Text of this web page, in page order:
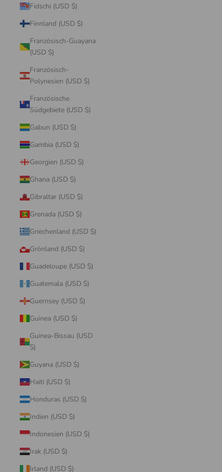
Fidschi (USD $)
Finnland (USD $)
Französisch-Guayana
(USD $)
Französisch-
Polynesien (USD $)
Französische
Südgebiete (USD $)
Gabun (USD $)
Gambia (USD $)
Georgien (USD $)
Ghana (USD $)
Gibraltar (USD $)
Grenada (USD $)
Griechenland (USD $)
Grönland (USD $)
Guadeloupe (USD $)
Guatemala (USD $)
Guernsey (USD $)
Guinea (USD $)
Guinea-Bissau (USD
$)
Guyana (USD $)
Haiti (USD $)
Honduras (USD $)
Indien (USD $)
Indonesien (USD $)
Irak (USD $)
Irland (USD $)